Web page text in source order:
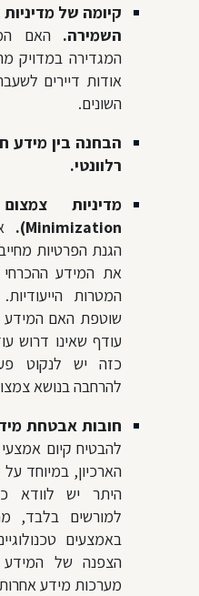
קיומה של
השמירה.האם
המגדירה במדויק
אודות דיירים
השונים.
הבחנה בין מידע
רלוונטי.
Minimization).
הגנת הפרטיות
את המידע ההכרחי
המטרות
שוטפת האם המידע
עודף שאינו דרוש
כזה יש לנקוט
להרחבה בנושא
חובות אבטחת
להבטיח קיום אמצעי
הארכיון, במיוחד
היתר יש לוודא
למורשים בלבד,
באמצעים
הצפנה של המידע
מערכות מידע